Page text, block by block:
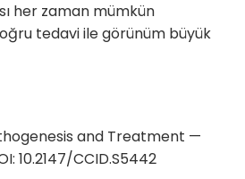
her zaman mümkün
tedavi ile görünüm büyük
and Treatment —
10.2147/CCID.S5442